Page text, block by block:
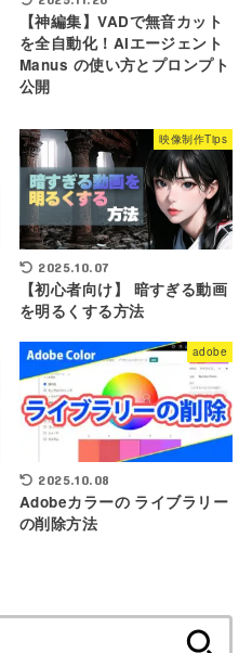
【神編集】VADで無音カット
を全自動化！AIエージェント
Manus の使い方とプロンプト
公開
映像制作Tips
2025.10.07
【初心者向け】 暗すぎる動画
を明るくする方法
adobe
2025.10.08
Adobeカラーの ライブラリー
の削除方法